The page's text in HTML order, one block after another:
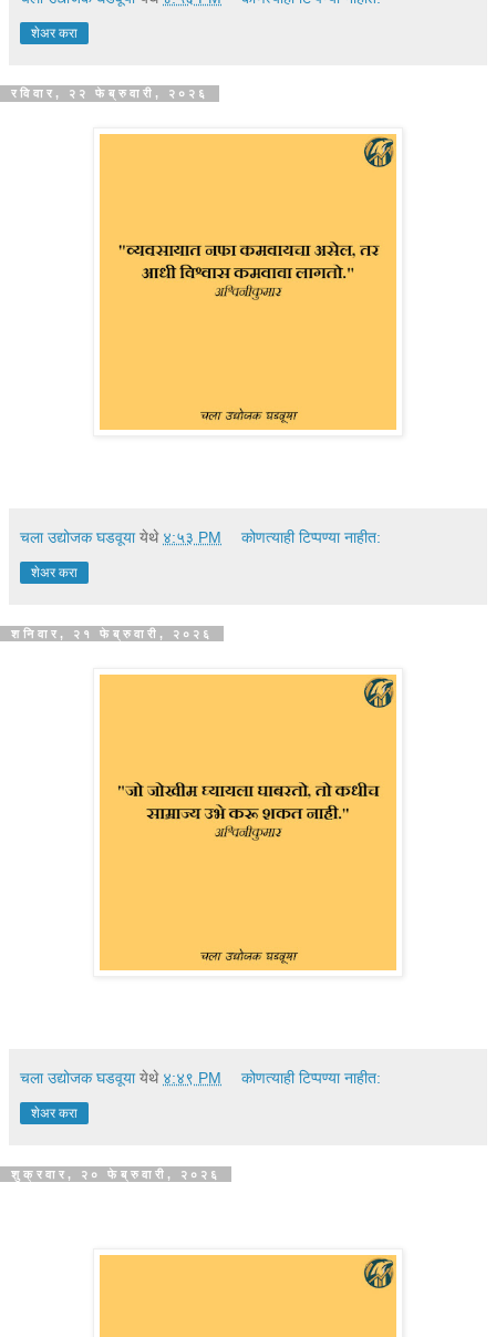
शेअर करा
रविवार, २२ फेब्रुवारी, २०२६
चला उद्योजक घडवूया येथे ४:५३ PM कोणत्याही टिप्पण्‍या नाहीत:
शेअर करा
शनिवार, २१ फेब्रुवारी, २०२६
चला उद्योजक घडवूया येथे ४:४९ PM कोणत्याही टिप्पण्‍या नाहीत:
शेअर करा
शुक्रवार, २० फेब्रुवारी, २०२६